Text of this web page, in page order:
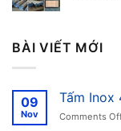
BÀI VIẾT MỚI
09
Nov
Tấm Inox
Comments